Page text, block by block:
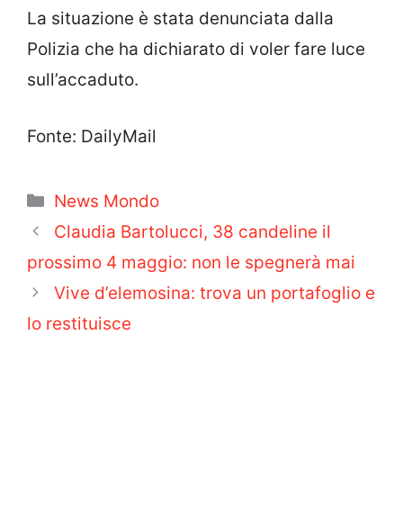
La situazione è stata denunciata dalla
Polizia che ha dichiarato di voler fare luce
sull’accaduto.
Fonte: DailyMail
Categorie
News Mondo
Claudia Bartolucci, 38 candeline il
prossimo 4 maggio: non le spegnerà mai
Vive d’elemosina: trova un portafoglio e
lo restituisce